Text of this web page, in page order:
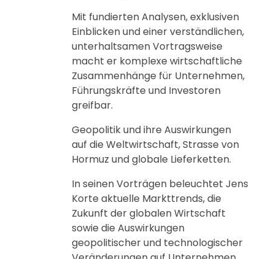
Mit fundierten Analysen, exklusiven
Einblicken und einer verständlichen,
unterhaltsamen Vortragsweise
macht er komplexe wirtschaftliche
Zusammenhänge für Unternehmen,
Führungskräfte und Investoren
greifbar.
Geopolitik und ihre Auswirkungen
auf die Weltwirtschaft, Strasse von
Hormuz und globale Lieferketten.
In seinen Vorträgen beleuchtet Jens
Korte aktuelle Markttrends, die
Zukunft der globalen Wirtschaft
sowie die Auswirkungen
geopolitischer und technologischer